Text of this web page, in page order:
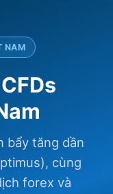
NAM
bẩy tăng dần
cùng
forex và